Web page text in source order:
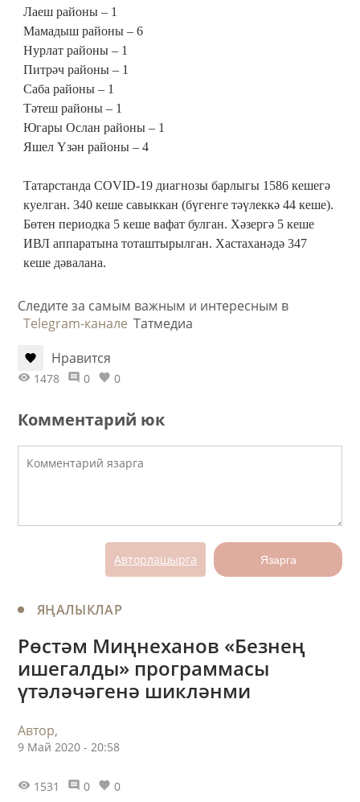
Лаеш районы – 1
Мамадыш районы – 6
Нурлат районы – 1
Питрәч районы – 1
Саба районы – 1
Тәтеш районы – 1
Югары Ослан районы – 1
Яшел Үзән районы – 4
Татарстанда COVID-19 диагнозы барлыгы 1586 кешегә
куелган. 340 кеше савыккан (бүгенге тәүлеккә 44 кеше).
Бөтен периодка 5 кеше вафат булган. Хәзергә 5 кеше
ИВЛ аппаратына тоташтырылган. Хастаханәдә 347
кеше дәвалана.
Следите за самым важным и интересным в
Telegram-канале Татмедиа
Нравится
1478 0 0
Комментарий юк
Авторлашырга Язарга
ЯҢАЛЫКЛАР
Рөстәм Миңнеханов «Безнең
ишегалды» программасы
үтәләчәгенә шикләнми
Автор,
9 Май 2020 - 20:58
1531 0 0